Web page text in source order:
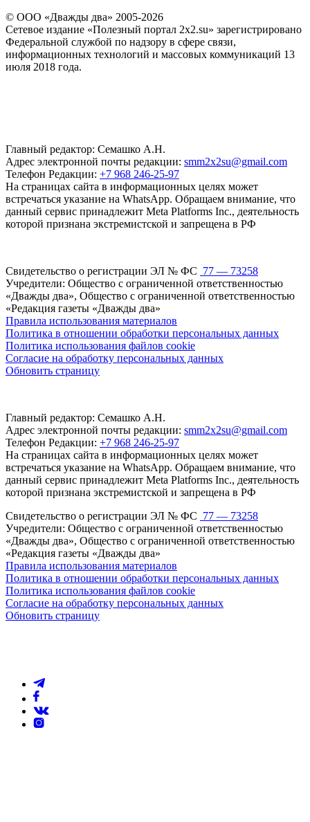
© ООО «Дважды два» 2005-2026
Сетевое издание «Полезный портал 2x2.su» зарегистрировано
Федеральной службой по надзору в сфере связи,
информационных технологий и массовых коммуникаций 13
июля 2018 года.
Главный редактор: Семашко А.Н.
Адрес электронной почты редакции: smm2x2su@gmail.com
Телефон Редакции: +7 968 246-25-97
На страницах сайта в информационных целях может
встречаться указание на WhatsApp. Обращаем внимание, что
данный сервис принадлежит Meta Platforms Inc., деятельность
которой признана экстремистской и запрещена в РФ
Свидетельство о регистрации ЭЛ № ФС 77 — 73258
Учредители: Общество с ограниченной ответственностью
«Дважды два», Общество с ограниченной ответственностью
«Редакция газеты «Дважды два»
Правила использования материалов
Политика в отношении обработки персональных данных
Политика использования файлов cookie
Согласие на обработку персональных данных
Обновить страницу
Главный редактор: Семашко А.Н.
Адрес электронной почты редакции: smm2x2su@gmail.com
Телефон Редакции: +7 968 246-25-97
На страницах сайта в информационных целях может
встречаться указание на WhatsApp. Обращаем внимание, что
данный сервис принадлежит Meta Platforms Inc., деятельность
которой признана экстремистской и запрещена в РФ
Свидетельство о регистрации ЭЛ № ФС 77 — 73258
Учредители: Общество с ограниченной ответственностью
«Дважды два», Общество с ограниченной ответственностью
«Редакция газеты «Дважды два»
Правила использования материалов
Политика в отношении обработки персональных данных
Политика использования файлов cookie
Согласие на обработку персональных данных
Обновить страницу